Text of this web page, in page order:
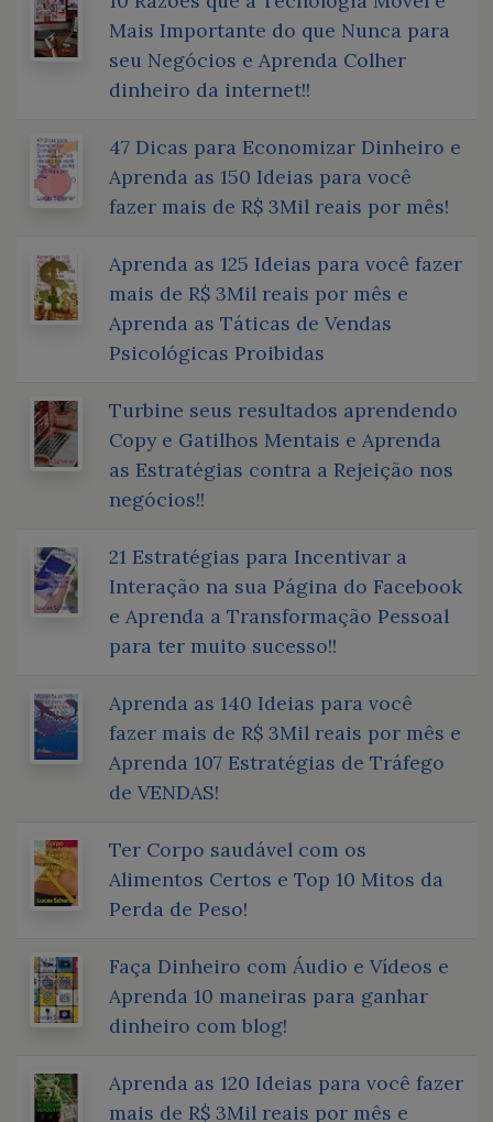
Mais Importante do que Nunca para
seu Negócios e Aprenda Colher
dinheiro da internet!!
47 Dicas para Economizar Dinheiro e
Aprenda as 150 Ideias para você
fazer mais de R$ 3Mil reais por mês!
Aprenda as 125 Ideias para você fazer
mais de R$ 3Mil reais por mês e
Aprenda as Táticas de Vendas
Psicológicas Proibidas
Turbine seus resultados aprendendo
Copy e Gatilhos Mentais e Aprenda
as Estratégias contra a Rejeição nos
negócios!!
21 Estratégias para Incentivar a
Interação na sua Página do Facebook
e Aprenda a Transformação Pessoal
para ter muito sucesso!!
Aprenda as 140 Ideias para você
fazer mais de R$ 3Mil reais por mês e
Aprenda 107 Estratégias de Tráfego
de VENDAS!
Ter Corpo saudável com os
Alimentos Certos e Top 10 Mitos da
Perda de Peso!
Faça Dinheiro com Áudio e Vídeos e
Aprenda 10 maneiras para ganhar
dinheiro com blog!
Aprenda as 120 Ideias para você fazer
mais de R$ 3Mil reais por mês e